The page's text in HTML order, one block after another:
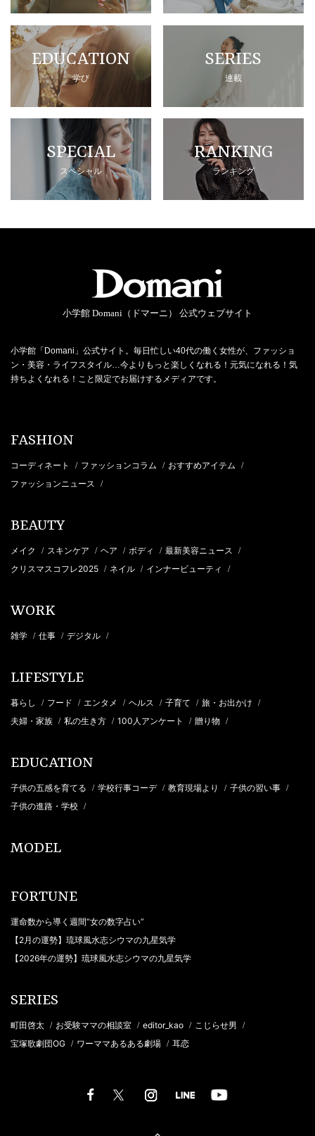
EDUCATION
学び
SERIES
連載
SPECIAL
スペシャル
RANKING
ランキング
小学館 Domani（ドマーニ） 公式ウェブサイト
小学館「Domani」公式サイト。毎日忙しい40代の働く女性が、ファッショ
ン・美容・ライフスタイル…今よりもっと楽しくなれる！元気になれる！気
持ちよくなれる！こと限定でお届けするメディアです。
FASHION
コーディネート / ファッションコラム / おすすめアイテム /
ファッションニュース /
BEAUTY
メイク / スキンケア / ヘア / ボディ / 最新美容ニュース /
クリスマスコフレ2025 / ネイル / インナービューティ /
WORK
雑学 / 仕事 / デジタル /
LIFESTYLE
暮らし / フード / エンタメ / ヘルス / 子育て / 旅・お出かけ /
夫婦・家族 / 私の生き方 / 100人アンケート / 贈り物 /
EDUCATION
子供の五感を育てる / 学校行事コーデ / 教育現場より / 子供の習い事 /
子供の進路・学校 /
MODEL
FORTUNE
運命数から導く週間“女の数字占い”
【2月の運勢】琉球風水志シウマの九星気学
【2026年の運勢】琉球風水志シウマの九星気学
SERIES
町田啓太 / お受験ママの相談室 / editor_kao / こじらせ男 /
宝塚歌劇団OG / ワーママあるある劇場 / 耳恋